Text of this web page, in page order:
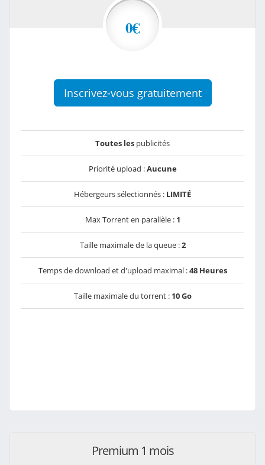
0€
Inscrivez-vous gratuitement
Toutes les publicités
Priorité upload :Aucune
Hébergeurs sélectionnés : LIMITÉ
Max Torrent en parallèle : 1
Taille maximale de la queue :2
Temps de download et d'upload maximal :48 Heures
Taille maximale du torrent : 10 Go
Premium 1 mois